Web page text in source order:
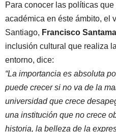
Para conocer las políticas
académica en éste ámbito, el
Santiago, Francisco
inclusión cultural que realiza
entorno, dice:
“La importancia es absoluta
puede crecer si no va de la
universidad que crece
una institución que no crece
historia, la belleza de la